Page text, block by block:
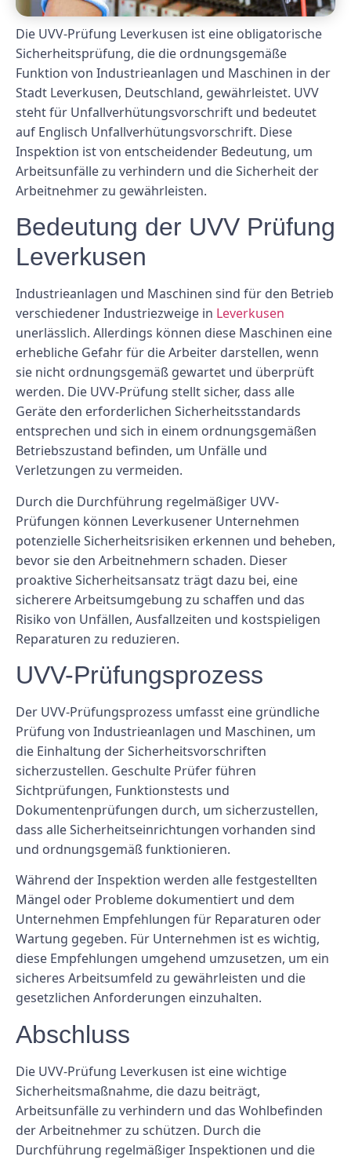
Die UVV-Prüfung Leverkusen ist eine obligatorische
Sicherheitsprüfung, die die ordnungsgemäße
Funktion von Industrieanlagen und Maschinen in der
Stadt Leverkusen, Deutschland, gewährleistet. UVV
steht für Unfallverhütungsvorschrift und bedeutet
auf Englisch Unfallverhütungsvorschrift. Diese
Inspektion ist von entscheidender Bedeutung, um
Arbeitsunfälle zu verhindern und die Sicherheit der
Arbeitnehmer zu gewährleisten.
Bedeutung der UVV Prüfung
Leverkusen
Industrieanlagen und Maschinen sind für den Betrieb
verschiedener Industriezweige in Leverkusen
unerlässlich. Allerdings können diese Maschinen eine
erhebliche Gefahr für die Arbeiter darstellen, wenn
sie nicht ordnungsgemäß gewartet und überprüft
werden. Die UVV-Prüfung stellt sicher, dass alle
Geräte den erforderlichen Sicherheitsstandards
entsprechen und sich in einem ordnungsgemäßen
Betriebszustand befinden, um Unfälle und
Verletzungen zu vermeiden.
Durch die Durchführung regelmäßiger UVV-
Prüfungen können Leverkusener Unternehmen
potenzielle Sicherheitsrisiken erkennen und beheben,
bevor sie den Arbeitnehmern schaden. Dieser
proaktive Sicherheitsansatz trägt dazu bei, eine
sicherere Arbeitsumgebung zu schaffen und das
Risiko von Unfällen, Ausfallzeiten und kostspieligen
Reparaturen zu reduzieren.
UVV-Prüfungsprozess
Der UVV-Prüfungsprozess umfasst eine gründliche
Prüfung von Industrieanlagen und Maschinen, um
die Einhaltung der Sicherheitsvorschriften
sicherzustellen. Geschulte Prüfer führen
Sichtprüfungen, Funktionstests und
Dokumentenprüfungen durch, um sicherzustellen,
dass alle Sicherheitseinrichtungen vorhanden sind
und ordnungsgemäß funktionieren.
Während der Inspektion werden alle festgestellten
Mängel oder Probleme dokumentiert und dem
Unternehmen Empfehlungen für Reparaturen oder
Wartung gegeben. Für Unternehmen ist es wichtig,
diese Empfehlungen umgehend umzusetzen, um ein
sicheres Arbeitsumfeld zu gewährleisten und die
gesetzlichen Anforderungen einzuhalten.
Abschluss
Die UVV-Prüfung Leverkusen ist eine wichtige
Sicherheitsmaßnahme, die dazu beiträgt,
Arbeitsunfälle zu verhindern und das Wohlbefinden
der Arbeitnehmer zu schützen. Durch die
Durchführung regelmäßiger Inspektionen und die